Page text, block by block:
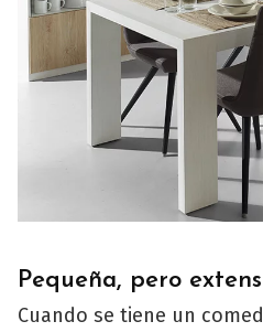
Pequeña, pero
Cuando se tiene un